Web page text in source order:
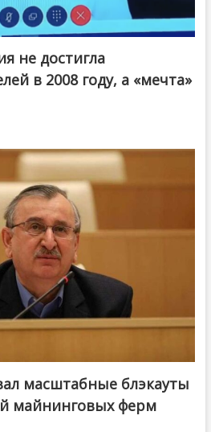
не достигла
в 2008 году, а «мечта»
масштабные блэкауты
майнинговых ферм